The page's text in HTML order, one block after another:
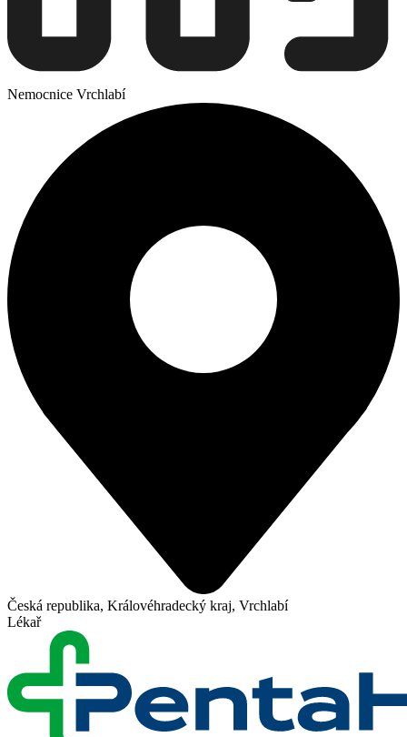
Nemocnice Vrchlabí
Česká republika, Královéhradecký kraj, Vrchlabí
Lékař